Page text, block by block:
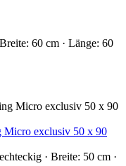
60 cm · Länge: 60
exclusiv 50 x 90
· Breite: 50 cm ·